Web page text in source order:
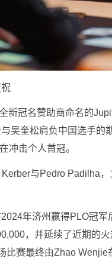
新冠名赞助商命名的
吴奎松肩负中国选手的
冲击个人首冠。
与Pedro Padilha
年济州赢得PLO冠
，并延续了近期的
赛最终由Zhao